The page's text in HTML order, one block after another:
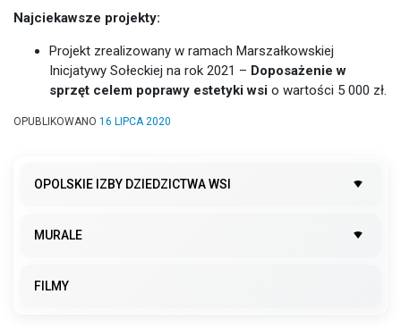
Najciekawsze projekty:
Projekt zrealizowany w ramach Marszałkowskiej
Inicjatywy Sołeckiej na rok 2021 – Doposażenie w
sprzęt celem poprawy estetyki wsi o wartości 5 000 zł.
OPUBLIKOWANO 16 LIPCA 2020
OPOLSKIE IZBY DZIEDZICTWA WSI
MURALE
FILMY